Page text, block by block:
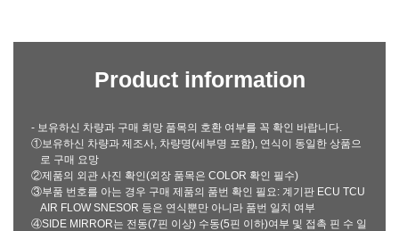
Product information
- 보유하신 차량과 구매 희망 품목의 호환 여부를 꼭 확인 바랍니다.
①보유하신 차량과 제조사, 차량명(세부명 포함), 연식이 동일한 상품으
로 구매 요망
②제품의 외관 사진 확인(외장 품목은 COLOR 확인 필수)
③부품 번호를 아는 경우 구매 제품의 품번 확인 필요: 계기판 ECU TCU
AIR FLOW SNESOR 등은 연식뿐만 아니라 품번 일치 여부
④SIDE MIRROR는 전동(7핀 이상) 수동(5핀 이하)여부 및 접촉 핀 수 일